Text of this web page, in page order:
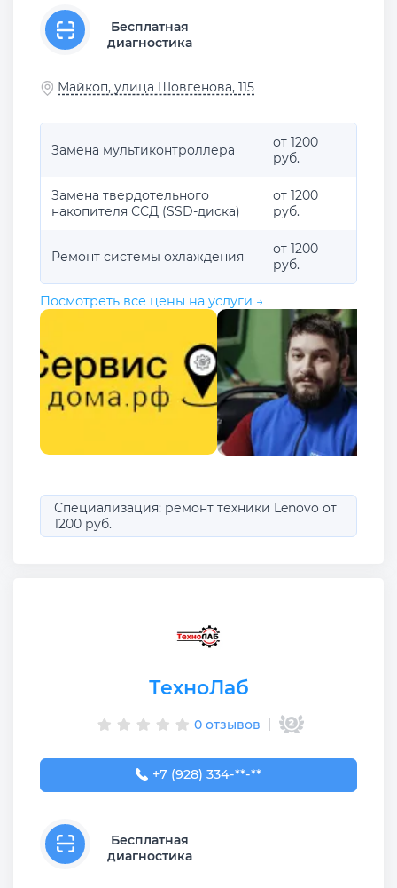
Бесплатная
диагностика
Майкоп, улица Шовгенова, 115
Замена мультиконтроллера
от 1200
руб.
Замена твердотельного
накопителя ССД (SSD-диска)
от 1200
руб.
Ремонт системы охлаждения
от 1200
руб.
Посмотреть все цены на услуги →
Специализация: ремонт техники Lenovo от
1200 руб.
ТехноЛаб
0 отзывов
+7 (928) 334-99-00
+7 (928) 334-**-**
Бесплатная
диагностика